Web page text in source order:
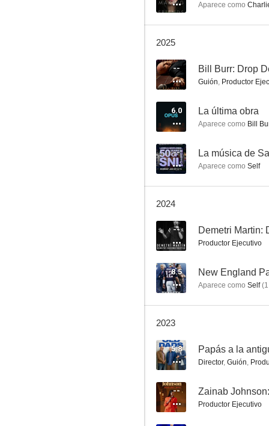
Dog. Un viaje salvaje
6.4
Padres por desigual
5.8
Noche loca
Aparece como
2025
-- Bill Burr: Drop
Guión, Productor
6.0 La última obra
Aparece como Bill
-- La música de
Aparece como Self
2024
--
Productor Ejecutivo
8.5 New England
Aparece como Self(1
2023
5.8 Papás a la
Director, Guión,
-- Zainab
Productor Ejecutivo